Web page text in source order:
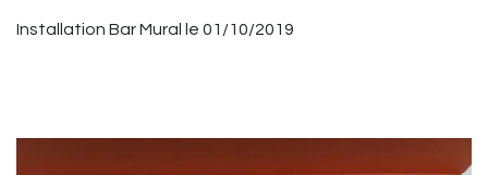
Installation Bar Mural le 01/10/2019